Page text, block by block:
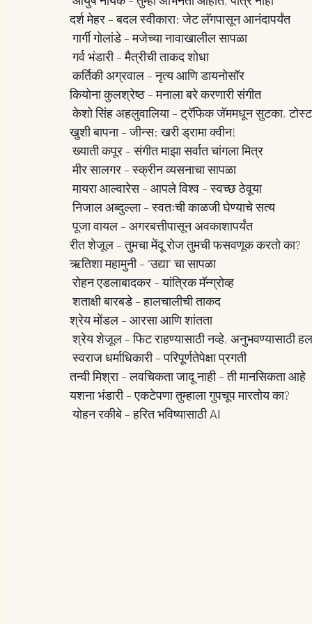
दर्श मेहर – बदल स्वीकारा: जेट लॅगपासून आनंदापर्यंत
गार्गी गोलांडे – मजेच्या नावाखालील सापळा
गर्व भंडारी – मैत्रीची ताकद शोधा
कर्तिकी अग्रवाल – नृत्य आणि डायनोसॉर
कियोना कुलश्रेष्ठ – मनाला बरे करणारी संगीत
केशो सिंह अहलुवालिया – ट्रॅफिक जॅममधून सुटका,
खुशी बापना – जीन्स: खरी ड्रामा क्वीन!
ख्याती कपूर – संगीत माझा सर्वात चांगला मित्र
मीर सालगर – स्क्रीन व्यसनाचा सापळा
मायरा आल्वारेस – आपले विश्व – स्वच्छ ठेवूया
निजाल अब्दुल्ला – स्वतःची काळजी घेण्याचे सत्य
पूजा वायल – अगरबत्तीपासून अवकाशापर्यंत
रीत शेजूल – तुमचा मेंदू रोज तुमची फसवणूक करतो का?
ऋतिशा महामुनी – “उद्या” चा सापळा
रोहन एडलाबादकर – यांत्रिक मॅन्ग्रोव्ह
शताक्षी बारबडे – हालचालीची ताकद
श्रेय मोंडल – आरसा आणि शांतता
श्रेय शेजूल – फिट राहण्यासाठी नव्हे, अनुभवण्यासाठी
स्वराज धर्माधिकारी – परिपूर्णतेपेक्षा प्रगती
तन्वी मिश्रा – लवचिकता जादू नाही – ती मानसिकता आहे
यशना भंडारी – एकटेपणा तुम्हाला गुपचूप मारतोय का?
योहन रकीबे – हरित भविष्यासाठी AI